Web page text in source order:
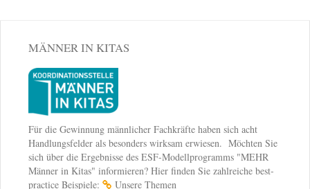
MÄNNER IN KITAS
Für die Gewinnung männlicher Fachkräfte haben sich acht
Handlungsfelder als besonders wirksam erwiesen. Möchten Sie
sich über die Ergebnisse des ESF-Modellprogramms "MEHR
Männer in Kitas" informieren? Hier finden Sie zahlreiche best-
practice Beispiele:
Unsere Themen